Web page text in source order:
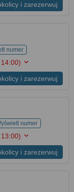
i zarezerwuj
numer
i zarezerwuj
numer
i zarezerwuj